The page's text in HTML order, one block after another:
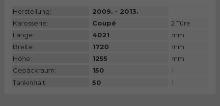
Herstellung:
2009. - 2013.
Karosserie:
Coupé
2 Türe
Länge:
4021
mm
Breite:
1720
mm
Höhe:
1255
mm
Gepäckraum:
150
l
Tankinhalt:
50 l